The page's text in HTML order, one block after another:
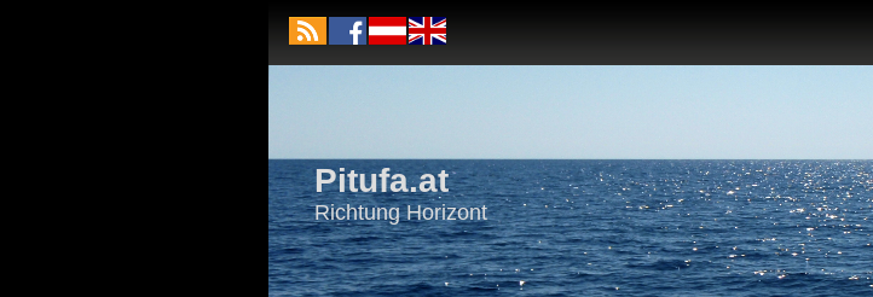
Pitufa.at
Richtung Horizont